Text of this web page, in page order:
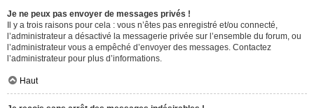
Je ne peux pas envoyer de messages privés !
Il y a trois raisons pour cela : vous n’êtes pas enregistré et/ou connecté,
l’administrateur a désactivé la messagerie privée sur l’ensemble du forum, ou
l’administrateur vous a empêché d’envoyer des messages. Contactez
l’administrateur pour plus d’informations.
Haut